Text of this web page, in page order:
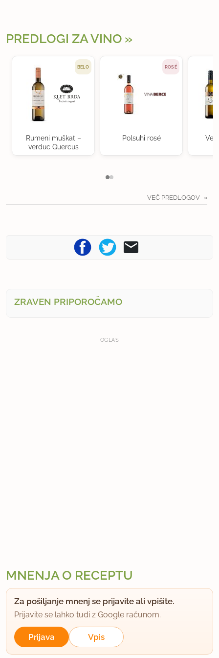
PREDLOGI ZA VINO
BELO
Rumeni muškat –
verduc Quercus
ROSÉ
Polsuhi rosé
VEČ PREDLOGOV
ZRAVEN PRIPOROČAMO
OGLAS
MNENJA O RECEPTU
Za pošiljanje mnenj se prijavite ali vpišite.
Prijavite se lahko tudi z Google računom.
Prijava Vpis